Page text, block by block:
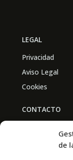
de
LEGAL
Privacidad
Aviso Legal
Cookies
CONTACTO
Av. Real